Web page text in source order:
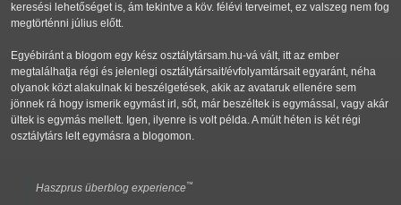
keresési lehetőséget is, ám tekintve a köv. félévi terveimet, ez valszeg nem fog
megtörténni július előtt.
Egyébiránt a blogom egy kész osztálytársam.hu-vá vált, itt az ember
megtalálhatja régi és jelenlegi osztálytársait/évfolyamtársait egyaránt, néha
olyanok közt alakulnak ki beszélgetések, akik az avataruk ellenére sem
jönnek rá hogy ismerik egymást irl, sőt, már beszéltek is egymással, vagy akár
ültek is egymás mellett. Igen, ilyenre is volt példa. A múlt héten is két régi
osztálytárs lelt egymásra a blogomon.
Haszprus überblog experience™